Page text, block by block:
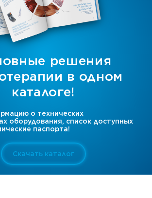
решения
в одном
каталоге!
о технических
оборудования, список доступных
паспорта!
Скачать каталог